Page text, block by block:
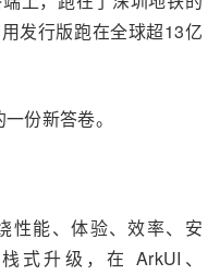
发行版跑在全球超13亿
一份新答卷。
性能、体验、效率、安
式升级，在 ArkUI、